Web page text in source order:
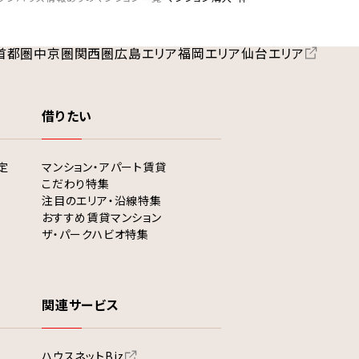
都圏中京圏関西圏広島エリア福岡エリア仙台エリア
借りたい
マンション・アパート賃貸
こだわり特集
注目のエリア・沿線特集
おすすめ賃貸マンション
ザ・パークハビオ特集
関連サービス
ハウスネットBiz